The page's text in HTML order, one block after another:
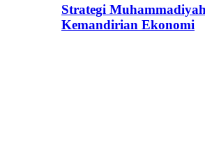
Strategi
Kemandirian Ekonomi